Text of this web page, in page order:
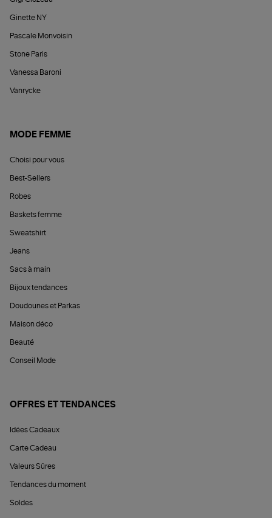
Ginette NY
Pascale Monvoisin
Stone Paris
Vanessa Baroni
Vanrycke
MODE FEMME
Choisi pour vous
Best-Sellers
Robes
Baskets femme
Sweatshirt
Jeans
Sacs à main
Bijoux tendances
Doudounes et Parkas
Maison déco
Beauté
Conseil Mode
OFFRES ET TENDANCES
Idées Cadeaux
Carte Cadeau
Valeurs Sûres
Tendances du moment
Soldes